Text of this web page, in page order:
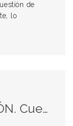
de
lo
por vicio de procedimiento.